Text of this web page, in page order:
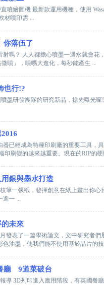
直噴繪圖機 最新款運用機種，使用
材噴印需 ...
你落伍了
嗎？ 人人都擔心噴墨一遇水就會
噴」，噴嘴大進化，每秒能產生 ...
也行!?
墨研發團隊的研究新品，搶先曝光
經成為特種印刷廠的重要工具，
刷變的越來越重要。現在的RIP的硬
銀與墨水打造
筆一張紙，發揮創意在紙上畫出你
進一 ...
未來
發表了一篇學術論文，文中研究者
油墨，使我們能不使用基於晶片的
廳 9道菜破台
報導 3D列印進入應用階段，有英國